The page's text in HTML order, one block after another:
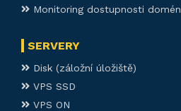
Monitoring dostupnosti domén
SERVERY
Disk (záložní úložiště)
VPS SSD
VPS ON